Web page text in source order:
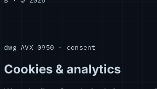
dwg AVX-0950 · consent
Cookies & analytics